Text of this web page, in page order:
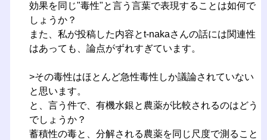
効果を同じ"毒性"と言う言葉で表現することは如何で
しょうか？
また、私が投稿した内容とt-nakaさんの話には関連性
はあっても、論点がずれすぎています。
>その毒性はほとんど急性毒性しか議論されていない
と思います。
と、言う件で、有機水銀と農薬が比較されるのはどう
でしょうか？
蓄積性の毒と、分解される農薬を同じ尺度で測ること